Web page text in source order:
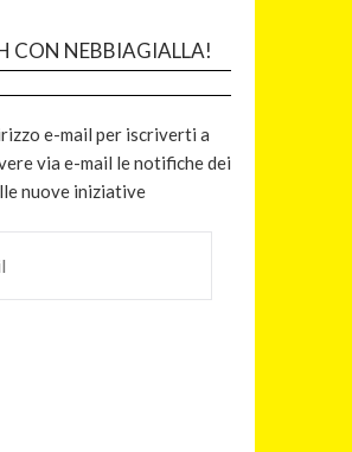
CON NEBBIAGIALLA!
e-mail per iscriverti a
via e-mail le notifiche dei
nuove iniziative